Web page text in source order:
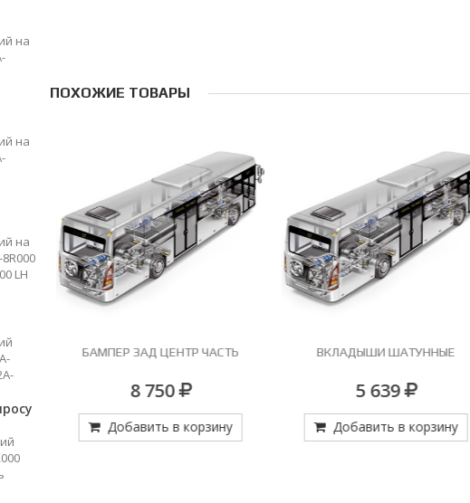
ПОХОЖИЕ ТОВАРЫ
БАМПЕР ЗАД ЦЕНТР ЧАСТЬ
8 750
Добавить в корзину
ВКЛАДЫШИ ШАТУННЫЕ
5 639
Добавить в корзину
на
на
на
LH